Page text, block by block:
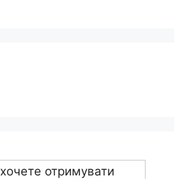
отримувати